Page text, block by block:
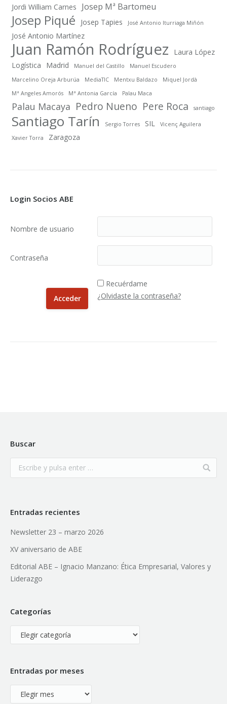
Jordi William Carnes Josep Mª Bartomeu
Josep Piqué Josep Tapies José Antonio Iturriaga Miñón
José Antonio Martínez
Juan Ramón Rodríguez
Laura López
Logística
Madrid Manuel del Castillo
Manuel Escudero
Marcelino Oreja Arburúa
MediaTIC Mentxu Baldazo
Miquel Jordà
Mª Angeles Amorós
Mª Antonia García Palau Maca
Palau Macaya Pedro Nueno Pere Roca santiago
Santiago Tarín Sergio Torres SIL
Vicenç Aguilera
Xavier Torra
Zaragoza
Login Socios ABE
Nombre de usuario
Contraseña
Recuérdame
¿Olvidaste la contraseña?
Buscar
Entradas recientes
Newsletter 23 – marzo 2026
XV aniversario de ABE
Editorial ABE – Ignacio Manzano: Ética Empresarial, Valores y
Liderazgo
Categorías
Categorías
Entradas por meses
Entradas